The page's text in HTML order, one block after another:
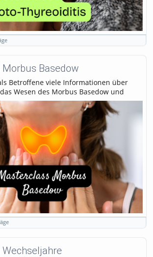
Basedow
Betroffene viele Informationen über
Wesen des Morbus Basedow und
mit vielen Tipps, wie du den Weg aus
kannst.